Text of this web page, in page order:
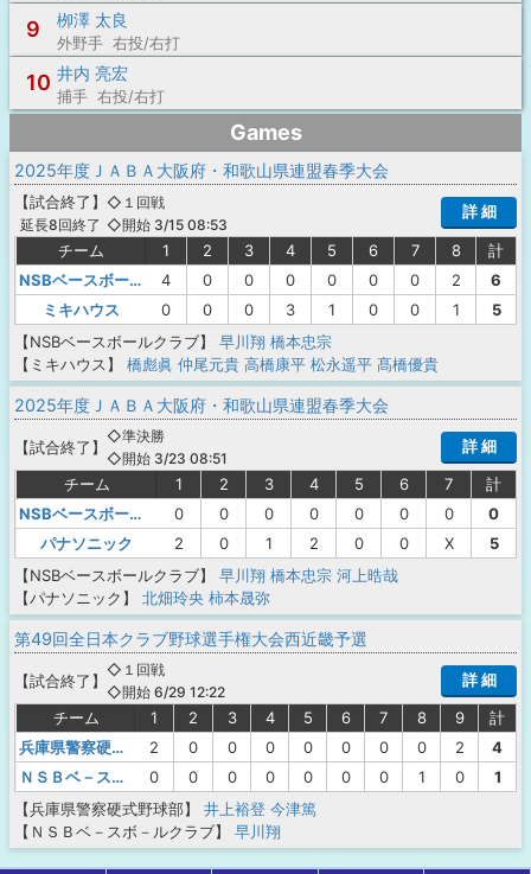
9 栁澤 太良
外野手 右投/右打
10 井内 亮宏
捕手 右投/右打
Games
2025年度ＪＡＢＡ大阪府・和歌山県連盟春季大会
【試合終了 】
延長8回終了
◇１回戦
◇開始 3/15 08:53
詳 細
チーム 1 2 3 4 5 6 7 8
計
NSBベースボールクラブ
4 0 0 0 0 0 0 2
6
ミキハウス
0 0 0 3 1 0 0 1
5
【NSBベースボールクラブ】
早川翔 橋本忠宗
【ミキハウス】
橋彪眞 仲尾元貴 高橋康平 松永遥平 髙橋優貴
2025年度ＪＡＢＡ大阪府・和歌山県連盟春季大会
【試合終了 】
◇準決勝
◇開始 3/23 08:51
詳 細
チーム 1 2 3 4 5 6 7
計
NSBベースボールクラブ
0 0 0 0 0 0 0
0
パナソニック
2 0 1 2 0 0 X
5
【NSBベースボールクラブ】
早川翔 橋本忠宗 河上晧哉
【パナソニック】
北畑玲央 柿本晟弥
第49回全日本クラブ野球選手権大会西近畿予選
【試合終了 】
◇１回戦
◇開始 6/29 12:22
詳 細
チーム 1 2 3 4 5 6 7 8 9
計
兵庫県警察硬式野球部
2 0 0 0 0 0 0 0 2
4
ＮＳＢベ－スボ－ルクラブ
0 0 0 0 0 0 0 1 0
1
【兵庫県警察硬式野球部】
井上裕登 今津篤
【ＮＳＢベ－スボ－ルクラブ】
早川翔